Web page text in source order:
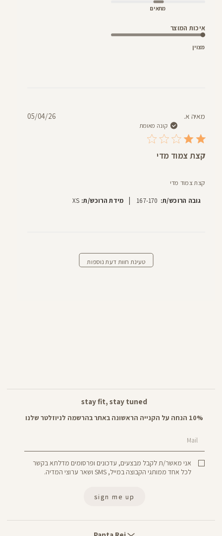
מתאים
איכות המוצר
מצוין
מאיה א.
קונה מאומת
קצת צמוד מדי
קצת צמוד מדי
גובה הרוכש/ת: 167-170 מידת הרוכש/ת: XS
תאריך05/04/26
טעינת חוות דעת נוספות
Rei
stay fit, stay tuned
10% הנחה על הקנייה הראשונה באתר בהרשמה לניוזלטר שלנו
Mail
אני מאשר/ת לקבל מבצעים, עדכונים ופרסומים מדלתא בקשר
לכל אחד ממותגי הקבוצה במייל, SMS ושאר ערוצי המדיה.
sign me up